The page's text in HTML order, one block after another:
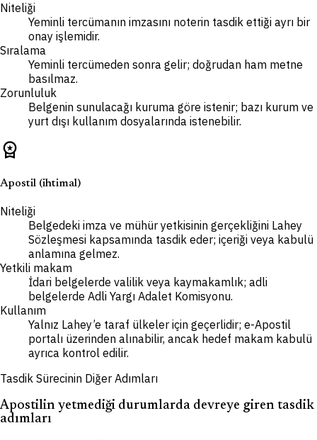
Niteliği
Yeminli tercümanın imzasını noterin tasdik ettiği ayrı bir
onay işlemidir.
Sıralama
Yeminli tercümeden sonra gelir; doğrudan ham metne
basılmaz.
Zorunluluk
Belgenin sunulacağı kuruma göre istenir; bazı kurum ve
yurt dışı kullanım dosyalarında istenebilir.
workspace_premium
Apostil (ihtimal)
Niteliği
Belgedeki imza ve mühür yetkisinin gerçekliğini Lahey
Sözleşmesi kapsamında tasdik eder; içeriği veya kabulü
anlamına gelmez.
Yetkili makam
İdari belgelerde valilik veya kaymakamlık; adli
belgelerde Adli Yargı Adalet Komisyonu.
Kullanım
Yalnız Lahey’e taraf ülkeler için geçerlidir; e-Apostil
portalı üzerinden alınabilir, ancak hedef makam kabulü
ayrıca kontrol edilir.
Tasdik Sürecinin Diğer Adımları
Apostilin yetmediği durumlarda devreye giren tasdik
adımları